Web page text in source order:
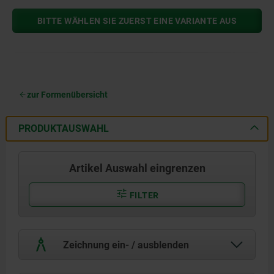
BITTE WÄHLEN SIE ZUERST EINE VARIANTE AUS
zur Formenübersicht
PRODUKTAUSWAHL
Artikel Auswahl eingrenzen
FILTER
Zeichnung ein- / ausblenden